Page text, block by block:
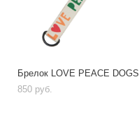
Брелок LOVE PEACE DOGS
850 pуб.